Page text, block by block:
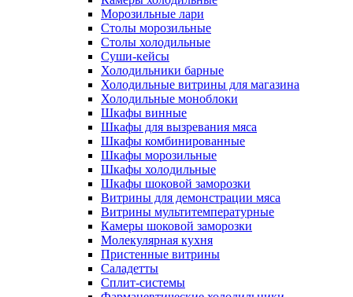
Морозильные лари
Столы морозильные
Столы холодильные
Суши-кейсы
Холодильники барные
Холодильные витрины для магазина
Холодильные моноблоки
Шкафы винные
Шкафы для вызревания мяса
Шкафы комбинированные
Шкафы морозильные
Шкафы холодильные
Шкафы шоковой заморозки
Витрины для демонстрации мяса
Витрины мультитемпературные
Камеры шоковой заморозки
Молекулярная кухня
Пристенные витрины
Саладетты
Сплит-системы